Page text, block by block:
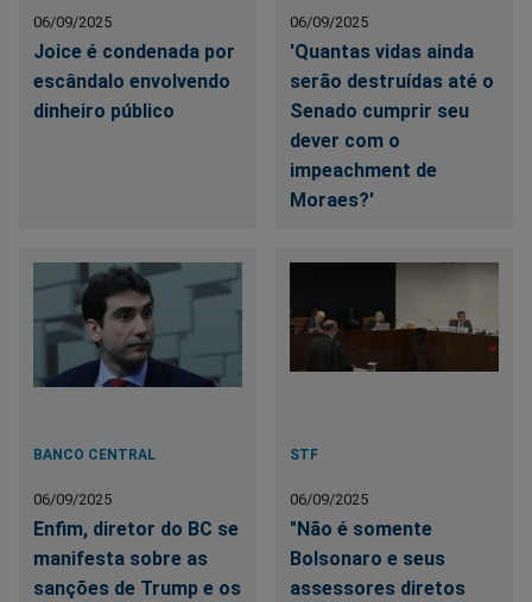
06/09/2025
Joice é condenada por
escândalo envolvendo
dinheiro público
06/09/2025
'Quantas vidas ainda
serão destruídas até o
Senado cumprir seu
dever com o
impeachment de
Moraes?'
BANCO CENTRAL
06/09/2025
Enfim, diretor do BC se
manifesta sobre as
sanções de Trump e os
STF
06/09/2025
"Não é somente
Bolsonaro e seus
assessores diretos